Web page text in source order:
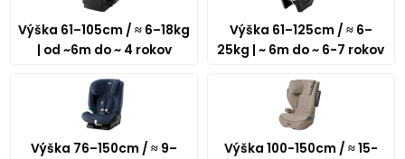
Výška 61–105cm / ≈ 6–18kg
| od ~6m do ~ 4 rokov
Výška 61–125cm / ≈ 6–
25kg | ~ 6m do ~ 6-7 rokov
Výška 76–150cm / ≈ 9–
Výška 100-150cm / ≈ 15-